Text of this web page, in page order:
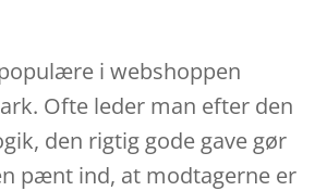
i webshoppen
Ofte leder man efter den
den rigtig gode gave gør
pænt ind, at modtagerne er